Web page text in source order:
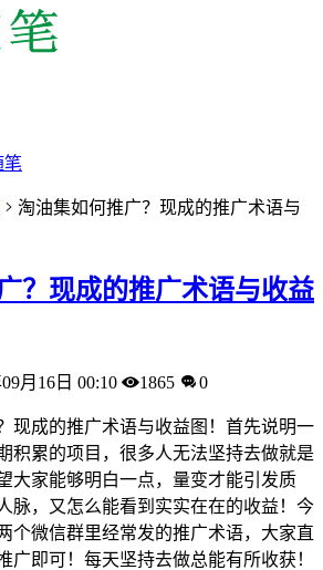
笔
淘油集如何推广？现成的推广术语与
？现成的推广术语与收益
月16日 00:10 1865 0
现成的推广术语与收益图！首先说明一
积累的项目，很多人无法坚持去做就是
大家能够明白一点，量变才能引发质
脉，又怎么能看到实实在在的收益！今
个微信群里经常发的推广术语，大家直
广即可！每天坚持去做总能有所收获！